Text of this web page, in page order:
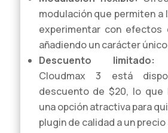
modulación que permiten
experimentar con efectos
añadiendo un carácter
Descuento limitado:
Cloudmax 3 está
descuento de $20, lo que
una opción atractiva para
plugin de calidad a un